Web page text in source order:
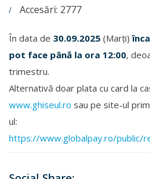
Accesări: 2777
În data de 30.09.2025 (Marți)
pot face până la ora 12:00,
trimestru.
Alternativă doar plata cu card la
www.ghiseul.ro sau pe site-ul
ul:
https://www.globalpay.ro/